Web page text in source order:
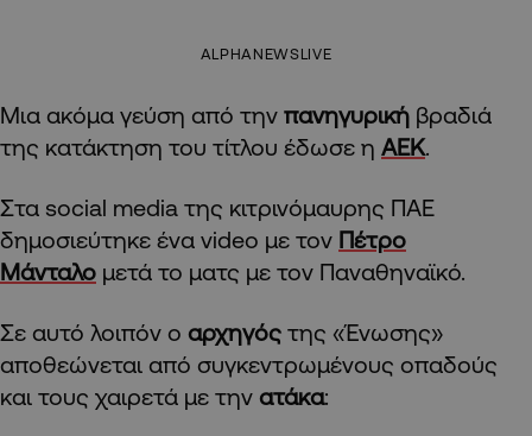
ALPHANEWSLIVE
Μια ακόμα γεύση από την πανηγυρική βραδιά
της κατάκτηση του τίτλου έδωσε η ΑΕΚ.
Στα social media της κιτρινόμαυρης ΠΑΕ
δημοσιεύτηκε ένα video με τον Πέτρο
Μάνταλο μετά το ματς με τον Παναθηναϊκό.
Σε αυτό λοιπόν ο αρχηγός της «Ένωσης»
αποθεώνεται από συγκεντρωμένους οπαδούς
και τους χαιρετά με την ατάκα: